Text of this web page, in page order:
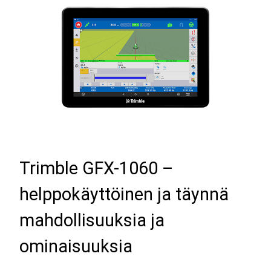
Trimble GFX-1060 –
helppokäyttöinen ja täynnä
mahdollisuuksia ja
ominaisuuksia